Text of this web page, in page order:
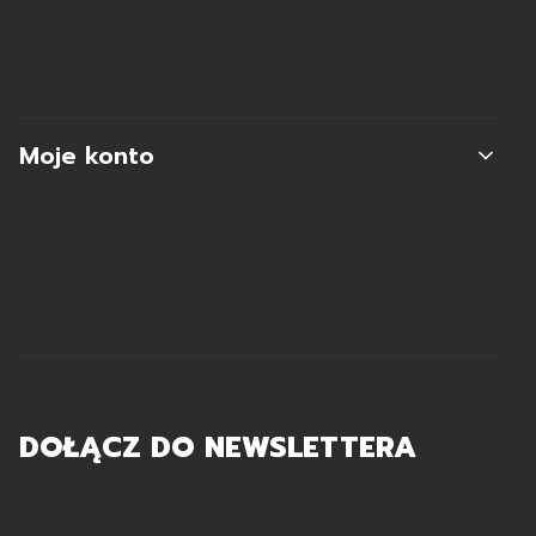
Moje konto
DOŁĄCZ DO NEWSLETTERA